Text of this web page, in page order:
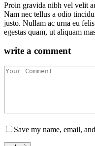
Proin gravida nibh vel velit
Nam nec tellus a odio
justo. Nullam ac urna eu
egestas quam, ut aliquam
write a comment
Save my name, email,